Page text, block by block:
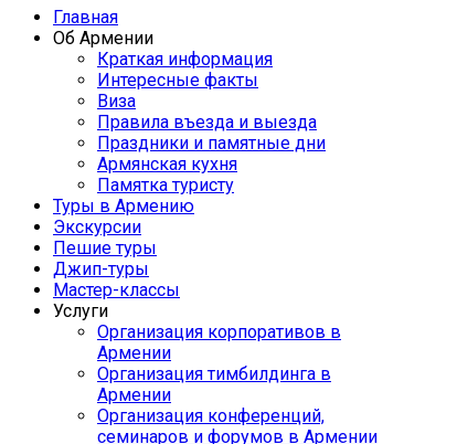
Главная
Об Армении
Краткая информация
Интересные факты
Виза
Правила въезда и выезда
Праздники и памятные дни
Армянская кухня
Памятка туристу
Туры в Армению
Экскурсии
Пешие туры
Джип-туры
Мастер-классы
Услуги
Организация корпоративов в
Армении
Организация тимбилдинга в
Армении
Организация конференций,
семинаров и форумов в Армении